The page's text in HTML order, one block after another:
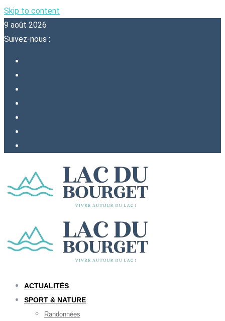
Skip to content
9 août 2026
Suivez-nous :
ACTUALITÉS
SPORT & NATURE
Randonnées